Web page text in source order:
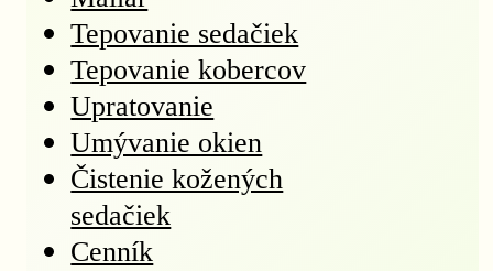
Tepovanie sedačiek
Tepovanie kobercov
Upratovanie
Umývanie okien
Čistenie kožených
sedačiek
Cenník